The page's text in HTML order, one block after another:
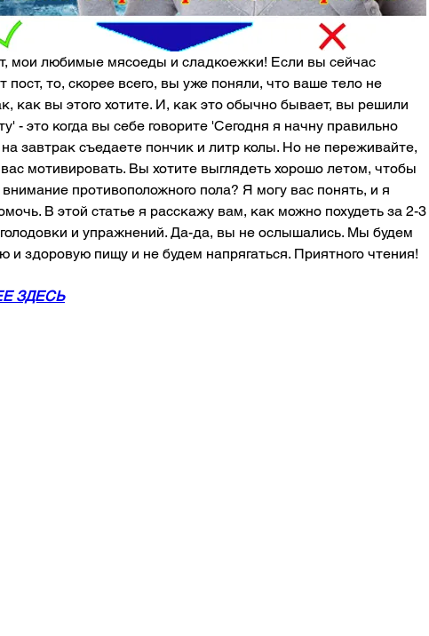
мои любимые мясоеды и сладкоежки! Если вы сейчас
пост, то, скорее всего, вы уже поняли, что ваше тело не
как вы этого хотите. И, как это обычно бывает, вы решили
- это когда вы себе говорите 'Сегодня я начну правильно
на завтрак съедаете пончик и литр колы. Но не переживайте,
мотивировать. Вы хотите выглядеть хорошо летом, чтобы
противоположного пола? Я могу вас понять, и я
В этой статье я расскажу вам, как можно похудеть за 2-3
и упражнений. Да-да, вы не ослышались. Мы будем
и здоровую пищу и не будем напрягаться. Приятного чтения!
ЗДЕСЬ